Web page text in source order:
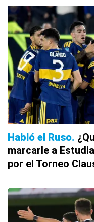
Habló el Ruso
marcarle a
por el Torneo